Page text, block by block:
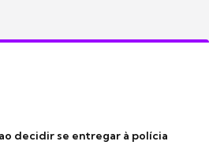
decidir se entregar à polícia